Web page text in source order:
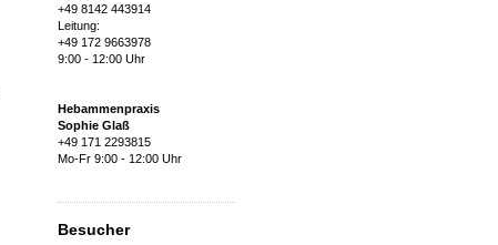
+49 8142 443914
Leitung:
+49 172 9663978
9:00 - 12:00 Uhr
Hebammenpraxis
Sophie Glaß
+49 171 2293815
Mo-Fr 9:00 - 12:00 Uhr
Besucher